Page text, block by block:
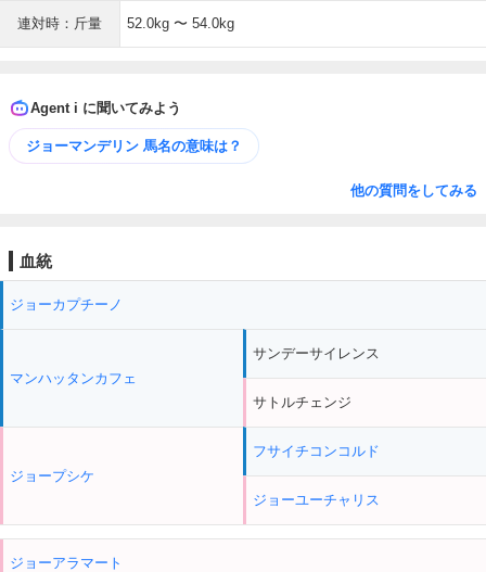
連対時：斤量 52.0kg 〜 54.0kg
Agent i に聞いてみよう
ジョーマンデリン 馬名の意味は？
他の質問をしてみる
血統
ジョーカプチーノ
マンハッタンカフェ
ジョープシケ
サンデーサイレンス
サトルチェンジ
フサイチコンコルド
ジョーユーチャリス
ジョーアラマート